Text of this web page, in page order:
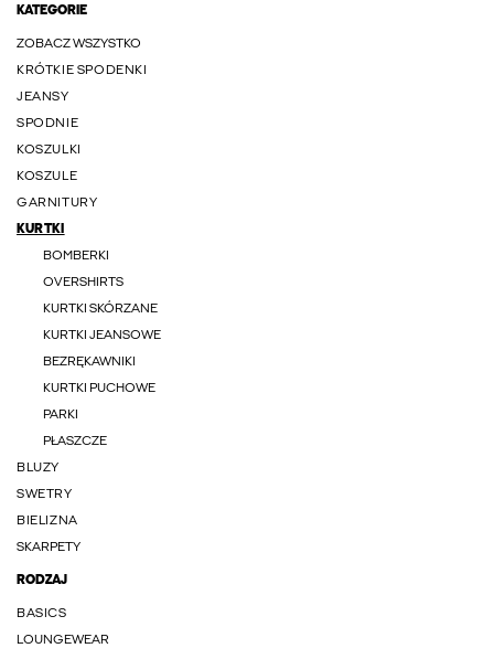
KATEGORIE
ZOBACZ WSZYSTKO
KRÓTKIE SPODENKI
JEANSY
SPODNIE
KOSZULKI
KOSZULE
GARNITURY
KURTKI
BOMBERKI
OVERSHIRTS
KURTKI SKÓRZANE
KURTKI JEANSOWE
BEZRĘKAWNIKI
KURTKI PUCHOWE
PARKI
PŁASZCZE
BLUZY
SWETRY
BIELIZNA
SKARPETY
RODZAJ
BASICS
LOUNGEWEAR